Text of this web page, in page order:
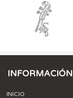
INFORMACIÓN
INICIO